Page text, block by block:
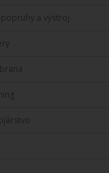
a výstroj